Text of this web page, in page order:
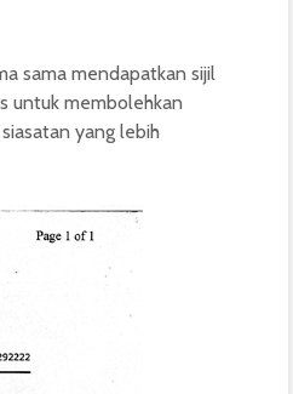
sama mendapatkan sijil
untuk membolehkan
yang lebih